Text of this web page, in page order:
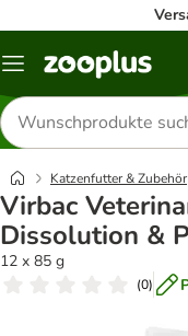
Menü
Produkte
suchen
Katzenfutter & Zubehör
Virbac
Dissolution &
12 x 85 g
(0)